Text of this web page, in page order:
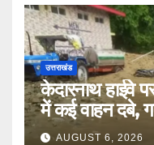
उत्तराखंड
केदारनाथ हाईवे
में कई वाहन दबे,
बंदAUGUST 6, 2026